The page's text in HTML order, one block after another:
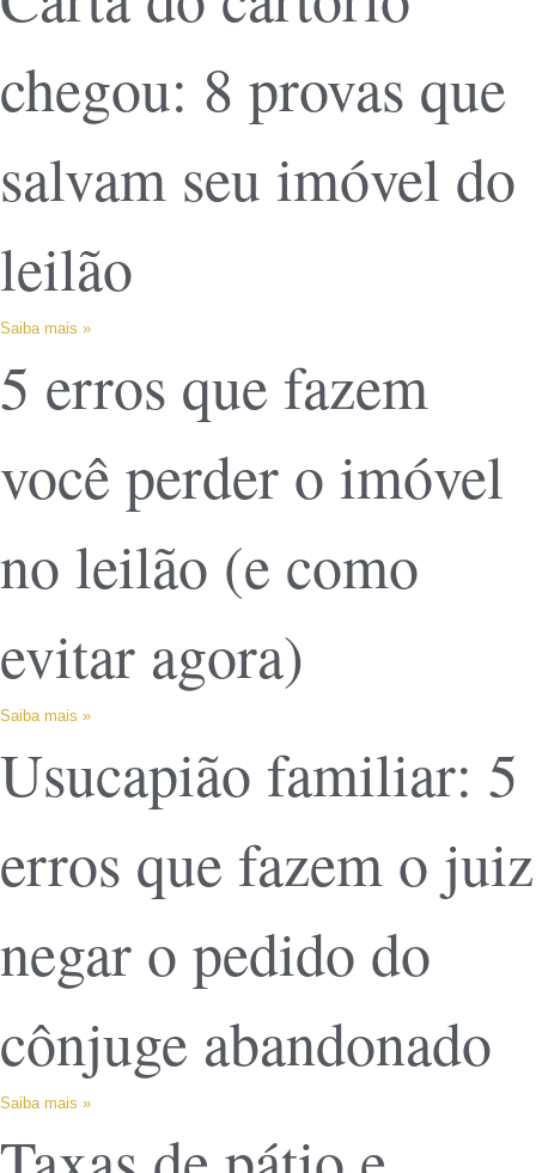
chegou: 8 provas que
salvam seu imóvel do
leilão
Saiba mais »
5 erros que fazem
você perder o imóvel
no leilão (e como
evitar agora)
Saiba mais »
Usucapião familiar: 5
erros que fazem o juiz
negar o pedido do
cônjuge abandonado
Saiba mais »